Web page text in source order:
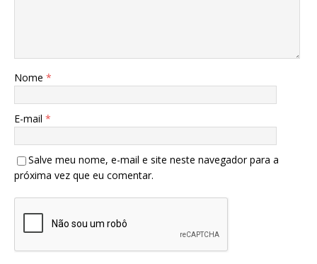
Nome *
E-mail *
Salve meu nome, e-mail e site neste navegador para a
próxima vez que eu comentar.